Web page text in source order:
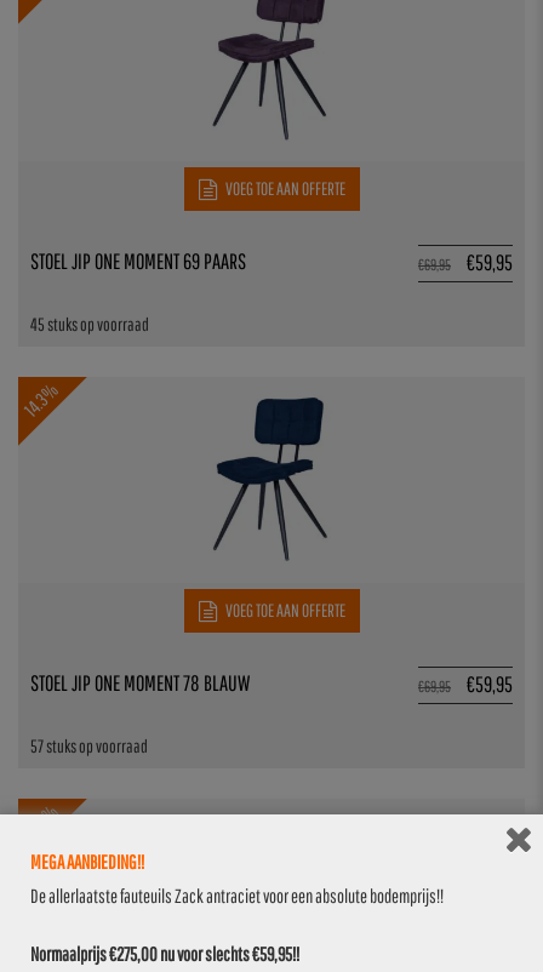
VOEG TOE AAN OFFERTE
€69,95 €59,95
45 stuks op voorraad
STOEL JIP ONE MOMENT 69 PAARS
14.3%
VOEG TOE AAN OFFERTE
€69,95 €59,95
57 stuks op voorraad
STOEL JIP ONE MOMENT 78 BLAUW
14.3%
MEGA AANBIEDING!!
De allerlaatste fauteuils Zack antraciet voor een absolute bodemprijs!!
Normaalprijs €275,00 nu voor slechts €59,95!!